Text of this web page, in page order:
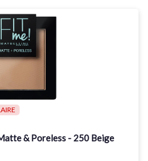
& Poreless - 250 Beige